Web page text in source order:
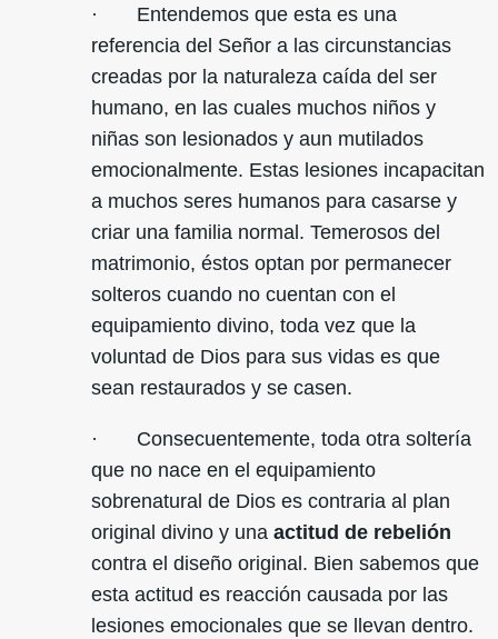
· Entendemos que esta es una
referencia del Señor a las circunstancias
creadas por la naturaleza caída del ser
humano, en las cuales muchos niños y
niñas son lesionados y aun mutilados
emocionalmente. Estas lesiones incapacitan
a muchos seres humanos para casarse y
criar una familia normal. Temerosos del
matrimonio, éstos optan por permanecer
solteros cuando no cuentan con el
equipamiento divino, toda vez que la
voluntad de Dios para sus vidas es que
sean restaurados y se casen.
· Consecuentemente, toda otra soltería
que no nace en el equipamiento
sobrenatural de Dios es contraria al plan
original divino y una actitud de rebelión
contra el diseño original. Bien sabemos que
esta actitud es reacción causada por las
lesiones emocionales que se llevan dentro.